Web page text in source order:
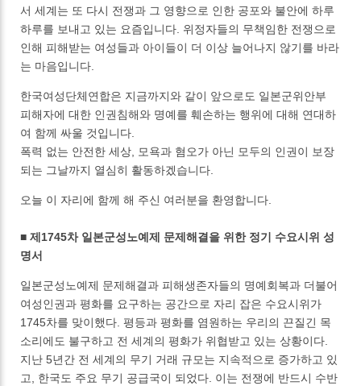
서 세계는 또 다시 전쟁과 그 영향으로 인한 공포와 불안에 하루
하루를 보내고 있는 요즘입니다. 위정자들의 무책임한 전쟁으로
인해 피해받는 여성들과 아이들이 더 이상 늘어나지 않기를 바라
는 마음입니다.
한국여성단체연합은 지금까지와 같이 앞으로도 일본군위안부
피해자에 대한 인권침해와 명예를 훼손하는 행위에 대해 연대하
여 함께 싸울 것입니다.
폭력 없는 안전한 세상, 모욕과 혐오가 아닌 모두의 인권이 보장
되는 그날까지 열심히 활동하겠습니다.
오늘 이 자리에 함께 해 주신 여러분을 환영합니다.
■ 제1745차 일본군성노예제 문제해결을 위한 정기 수요시위 성
명서
일본군성노예제 문제해결과 피해생존자들의 명예회복과 더불어
여성인권과 평화를 요구하는 공간으로 자리 잡은 수요시위가
1745차를 맞이했다. 평등과 평화를 염원하는 우리의 끈질긴 목
소리에도 불구하고 전 세계의 평화가 위협받고 있는 상황이다.
지난 5년간 전 세계의 무기 거래 규모는 지속적으로 증가하고 있
고, 한국도 주요 무기 공급국이 되었다. 이는 전쟁에 반드시 수반